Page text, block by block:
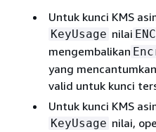
Untuk kunci KMS
KeyUsage nilai
mengembalikan
yang
valid untuk kunci
Untuk kunci KMS
KeyUsage nilai,